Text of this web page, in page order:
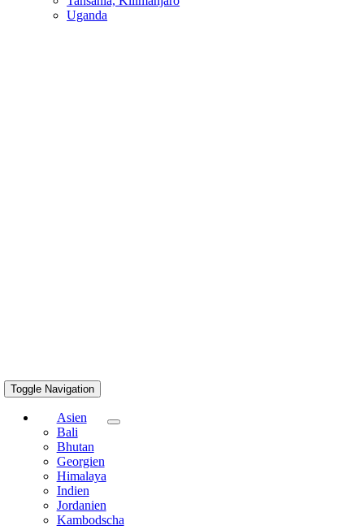
Uganda
Toggle Navigation
Asien
Bali
Bhutan
Georgien
Himalaya
Indien
Jordanien
Kambodscha